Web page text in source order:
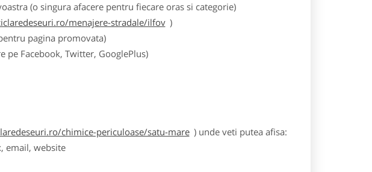
(o singura afacere pentru fiecare oras si categorie)
menajere-stradale/ilfov )
pagina promovata)
pe Facebook, Twitter, GooglePlus)
chimice-periculoase/satu-mare ) unde veti putea afisa:
email, website